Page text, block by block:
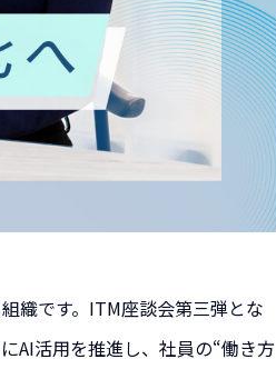
織です。ITM座談会第三弾とな
AI活用を推進し、社員の“働き方